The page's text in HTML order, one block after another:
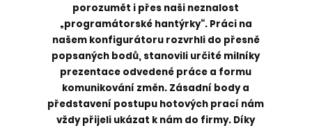
porozumět i přes naši neznalost
„programátorské hantýrky“. Práci na
našem konfigurátoru rozvrhli do přesně
popsaných bodů, stanovili určité milníky
prezentace odvedené práce a formu
komunikování změn. Zásadní body a
představení postupu hotových prací nám
vždy přijeli ukázat k nám do firmy. Díky